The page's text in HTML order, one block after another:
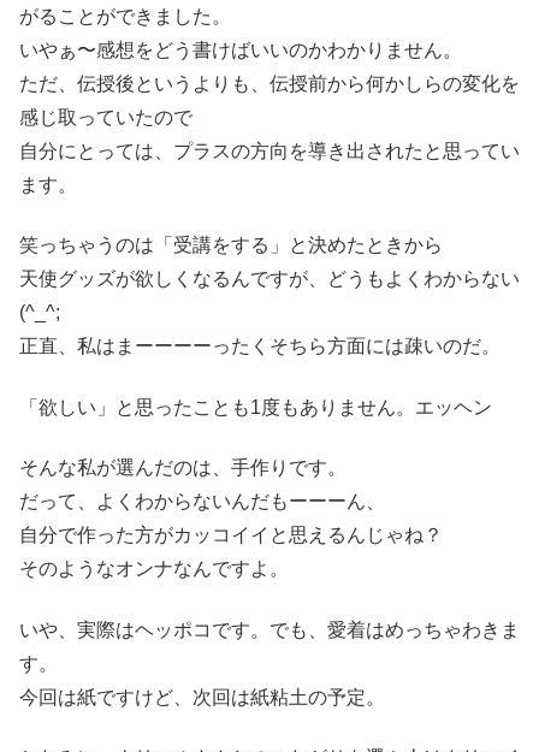
がることができました。
いやぁ〜感想をどう書けばいいのかわかりません。
ただ、伝授後というよりも、伝授前から何かしらの変化を
感じ取っていたので
自分にとっては、プラスの方向を導き出されたと思ってい
ます。
笑っちゃうのは「受講をする」と決めたときから
天使グッズが欲しくなるんですが、どうもよくわからない
(^_^;
正直、私はまーーーーったくそちら方面には疎いのだ。
「欲しい」と思ったことも1度もありません。エッヘン
そんな私が選んだのは、手作りです。
だって、よくわからないんだもーーーん、
自分で作った方がカッコイイと思えるんじゃね？
そのようなオンナなんですよ。
いや、実際はヘッポコです。でも、愛着はめっちゃわきま
す。
今回は紙ですけど、次回は紙粘土の予定。